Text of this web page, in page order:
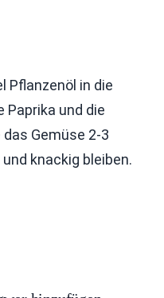
Pflanzenöl in die
Paprika und die
Gemüse 2-3
knackig bleiben.